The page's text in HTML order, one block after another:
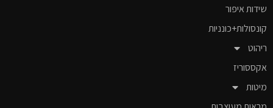
שידות איפור
קונסולות+כונניות
ריהוט
אקססוריז
מיטות